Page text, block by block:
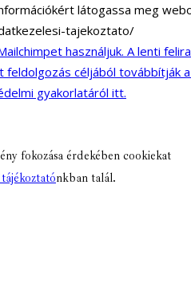
látogassa meg
tajekoztato/
használjuk. A lenti
céljából továbbítják
gyakorlatáról itt.
fokozása érdekében cookiekat
nkban talál.